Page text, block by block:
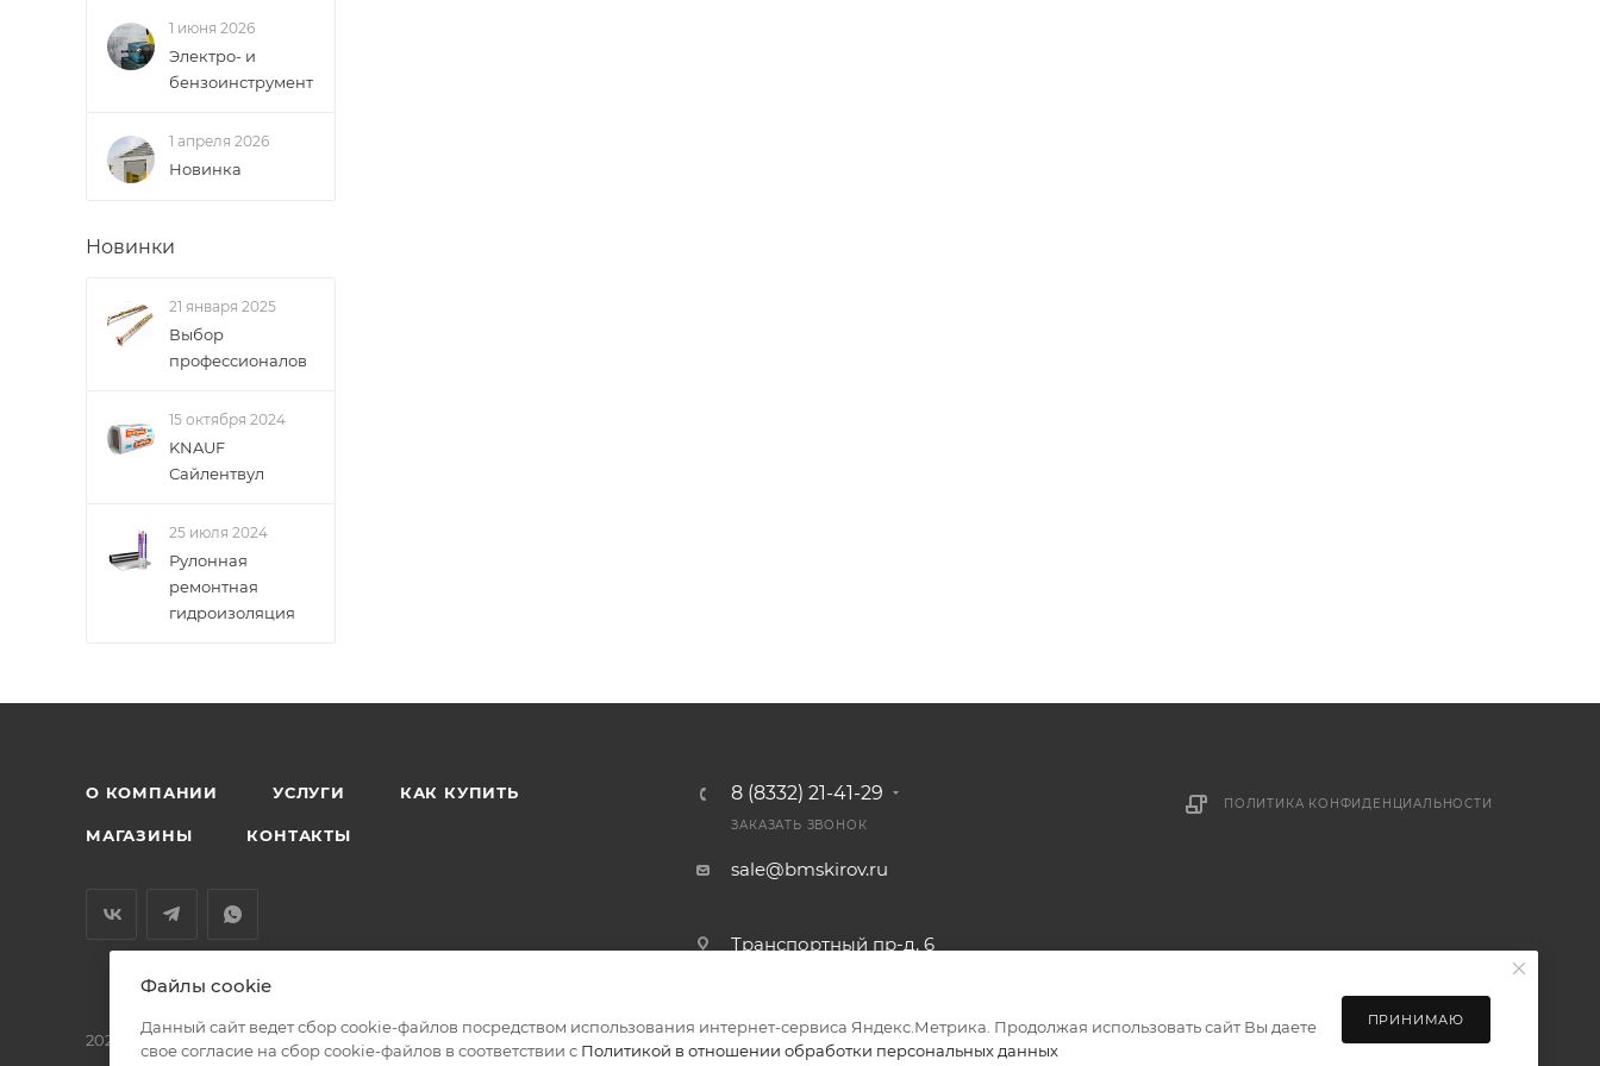
1 июня 2026
Электро- и
бензоинструмент
1 апреля 2026
Новинка
Новинки
21 января 2025
Выбор
профессионалов
15 октября 2024
KNAUF
Сайлентвул
25 июля 2024
Рулонная
ремонтная
гидроизоляция
О КОМПАНИИ УСЛУГИ КАК КУПИТЬ
МАГАЗИНЫ КОНТАКТЫ
8 (8332) 21-41-29
ЗАКАЗАТЬ ЗВОНОК
sale@bmskirov.ru
Транспортный пр-д, 6
ПОЛИТИКА КОНФИДЕНЦИАЛЬНОСТИ
2026 © БМС - Магазин строительных и отделочных материалов
Файлы cookie
Данный сайт ведет сбор cookie-файлов посредством использования интернет-сервиса Яндекс.Метрика. Продолжая использовать сайт Вы даете
свое согласие на сбор cookie-файлов в соответствии с Политикой в отношении обработки персональных данных
ПРИНИМАЮ